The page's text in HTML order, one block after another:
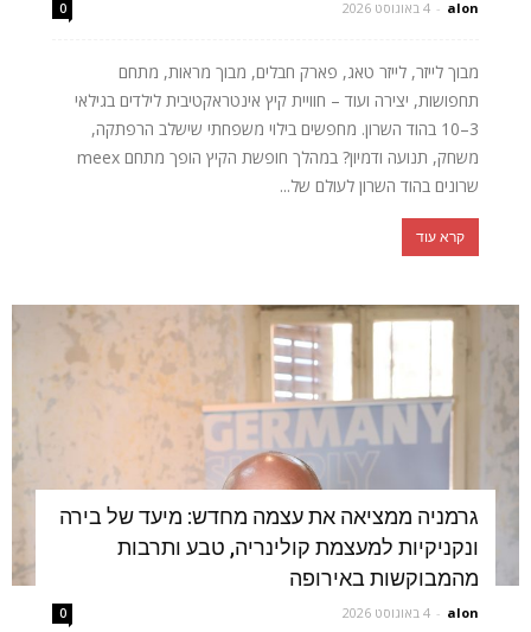
alon
- 4 באוגוסט 2026 0
מבוך לייזר, לייזר טאג, פארק חבלים, מבוך מראות, מתחם
תחפושות, יצירה ועוד – חוויית קיץ אינטראקטיבית לילדים בגילאי
3–10 בהוד השרון. מחפשים בילוי משפחתי שישלב הרפתקה,
משחק, תנועה ודמיון? במהלך חופשת הקיץ הופך מתחם meex
שרונים בהוד השרון לעולם של...
קרא עוד
גרמניה ממציאה את עצמה מחדש: מיעד של בירה
ונקניקיות למעצמת קולינריה, טבע ותרבות
מהמבוקשות באירופה
alon
- 4 באוגוסט 2026 0